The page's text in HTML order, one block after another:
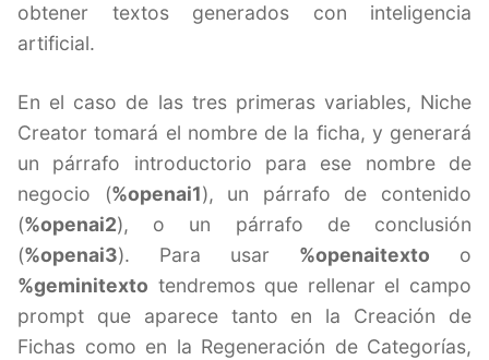
obtener textos generados con inteligencia
artificial.
En el caso de las tres primeras variables, Niche
Creator tomará el nombre de la ficha, y generará
un párrafo introductorio para ese nombre de
negocio (%openai1), un párrafo de contenido
(%openai2), o un párrafo de conclusión
(%openai3). Para usar %openaitexto o
%geminitexto tendremos que rellenar el campo
prompt que aparece tanto en la Creación de
Fichas como en la Regeneración de Categorías,